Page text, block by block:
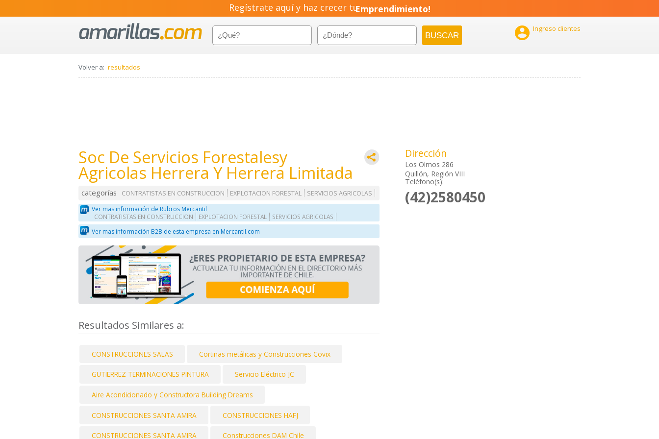
Regístrate aquí y haz crecer tuEmprendimiento!
 Ingreso clientes
Volver a: resultados
Soc De Servicios Forestalesy
Agricolas Herrera Y Herrera Limitada
categorías CONTRATISTAS EN CONSTRUCCION EXPLOTACION FORESTAL
SERVICIOS AGRICOLAS
Ver mas información de Rubros Mercantil
CONTRATISTAS EN CONSTRUCCION EXPLOTACION FORESTAL SERVICIOS AGRICOLAS
Ver mas información B2B de esta empresa en Mercantil.com
Resultados Similares a:
CONSTRUCCIONES SALAS Cortinas metálicas y Construcciones Covix
GUTIERREZ TERMINACIONES PINTURA Servicio Eléctrico JC
Aire Acondicionado y Constructora Building Dreams
CONSTRUCCIONES SANTA AMIRA CONSTRUCCIONES HAFJ
CONSTRUCCIONES SANTA AMIRA Construcciones DAM Chile
Dirección
Los Olmos 286
Quillón, Región VIII
Teléfono(s):
(42)2580450